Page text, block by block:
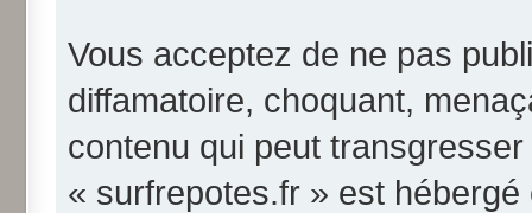
Vous acceptez de ne pas
diffamatoire, choquant,
contenu qui peut
« surfrepotes.fr » est